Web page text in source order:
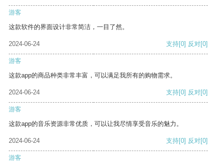
游客
这款软件的界面设计非常简洁，一目了然。
2024-06-24 支持[0] 反对[0]
游客
这款app的商品种类非常丰富，可以满足我所有的购物需求。
2024-06-24 支持[0] 反对[0]
游客
这款app的音乐资源非常优质，可以让我尽情享受音乐的魅力。
2024-06-24 支持[0] 反对[0]
游客